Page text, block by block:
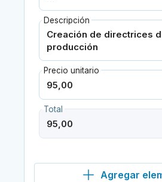
Descripción
Precio unitario
Total
Agregar